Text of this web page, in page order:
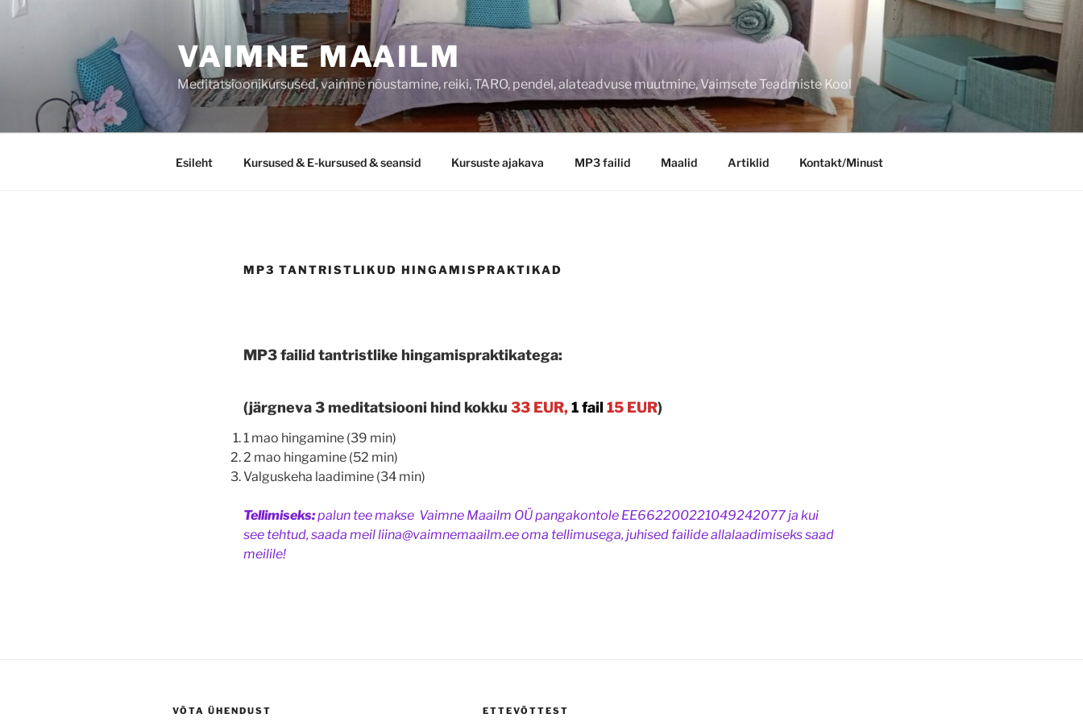
Liigu
VAIMNE MAAILM
Meditatsioonikursused, vaimne nõustamine, reiki, TARO, pendel, alateadvuse muutmine, Vaimsete Teadmiste Kool
Esileht Kursused & E-kursused & seansid Kursuste ajakava MP3 failid Maalid Artiklid Kontakt/Minust
MP3 TANTRISTLIKUD HINGAMISPRAKTIKAD
MP3 failid tantristlike hingamispraktikatega:
(järgneva 3 meditatsiooni hind kokku 33 EUR, 1 fail 15 EUR)
1 mao hingamine (39 min)
2 mao hingamine (52 min)
Valguskeha laadimine (34 min)
Tellimiseks:palun tee makse Vaimne Maailm OÜ pangakontole EE662200221049242077 ja kui
see tehtud, saada meil liina@vaimnemaailm.ee oma tellimusega, juhised failide allalaadimiseks saad
meilile!
VÕTA ÜHENDUST ETTEVÕTTEST